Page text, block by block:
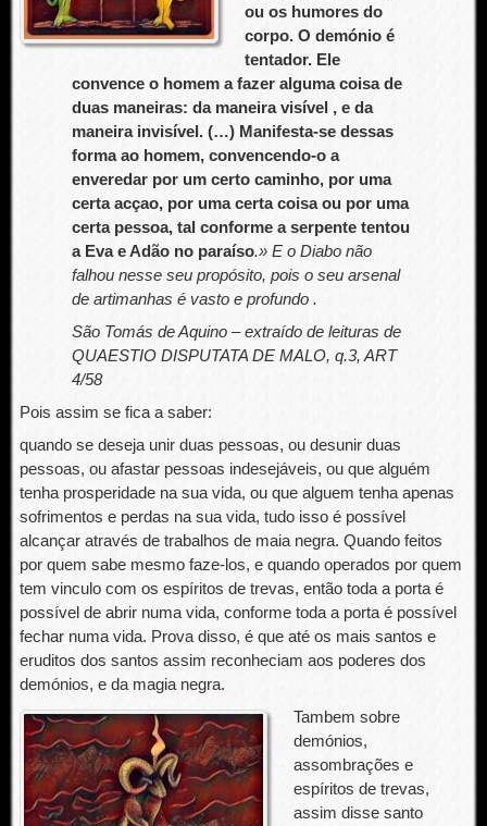
ou os humores do
corpo. O demónio é
tentador. Ele
convence o homem a fazer alguma coisa de
duas maneiras: da maneira visível , e da
maneira invisível. (…) Manifesta-se dessas
forma ao homem, convencendo-o a
enveredar por um certo caminho, por uma
certa acçao, por uma certa coisa ou por uma
certa pessoa, tal conforme a serpente tentou
a Eva e Adão no paraíso.» E o Diabo não
falhou nesse seu propósito, pois o seu arsenal
de artimanhas é vasto e profundo .
São Tomás de Aquino – extraído de leituras de
QUAESTIO DISPUTATA DE MALO, q.3, ART
4/58
Pois assim se fica a saber:
quando se deseja unir duas pessoas, ou desunir duas
pessoas, ou afastar pessoas indesejáveis, ou que alguém
tenha prosperidade na sua vida, ou que alguem tenha apenas
sofrimentos e perdas na sua vida, tudo isso é possível
alcançar através de trabalhos de maia negra. Quando feitos
por quem sabe mesmo faze-los, e quando operados por quem
tem vinculo com os espíritos de trevas, então toda a porta é
possível de abrir numa vida, conforme toda a porta é possível
fechar numa vida. Prova disso, é que até os mais santos e
eruditos dos santos assim reconheciam aos poderes dos
demónios, e da magia negra.
Tambem sobre
demónios,
assombrações e
espíritos de trevas,
assim disse santo